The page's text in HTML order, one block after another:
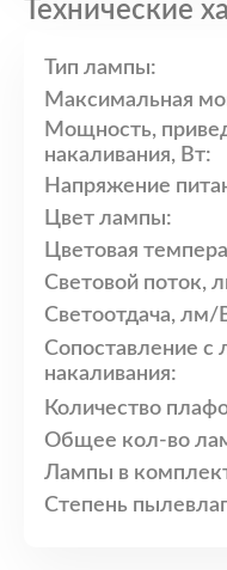
Технические
Тип лампы:
Максимальная
Мощность,
накаливания, Вт:
Напряжение
Цвет лампы:
Цветовая
Световой поток,
Светоотдача, лм/
Сопоставление с
накаливания:
Количество
Общее кол-во
Лампы в
Степень